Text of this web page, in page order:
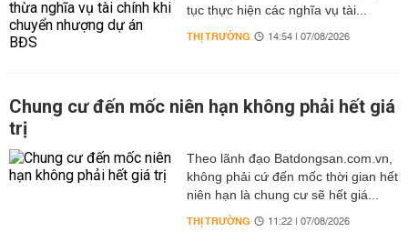
tục thực hiện các nghĩa vụ tài...
THỊ TRƯỜNG 14:54 | 07/08/2026
Chung cư đến mốc niên hạn không phải hết giá
trị
Theo lãnh đạo Batdongsan.com.vn,
không phải cứ đến mốc thời gian hết
niên hạn là chung cư sẽ hết giá...
THỊ TRƯỜNG 11:22 | 07/08/2026